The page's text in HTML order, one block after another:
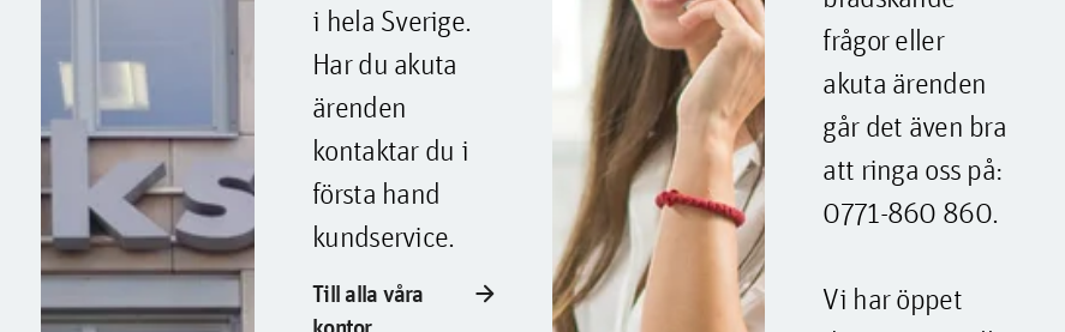
i hela Sverige.
Har du akuta
ärenden
kontaktar du i
första hand
kundservice.
Till alla våra
arrow_forward
frågor eller
akuta ärenden
går det även bra
att ringa oss på:
0771-860 860.
Vi har öppet